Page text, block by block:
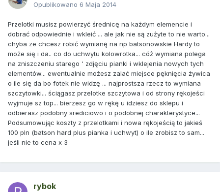
Opublikowano 6 Maja 2014
Przelotki musisz powierzyć średnicę na każdym elemencie i
dobrać odpowiednie i wkleić ... ale jak nie są zużyte to nie warto...
chyba ze chcesz robić wymianę na np batsonowskie Hardy to
może się i da.. co do uchwytu kolowrotka... cóż wymiana polega
na zniszczeniu starego ' zdjęciu pianki i wklejenia nowych tych
elementów... ewentualnie możesz zalać miejsce pęknięcia żywica
o ile się da bo fotek nie widzę ... najprostsza rzecz to wymiana
szczytowki... ściągasz przelotke szczytowa i od strony rękojeści
wyjmuje sz top... bierzesz go w rękę u idziesz do sklepu i
odbierasz podobny srediciowo i o podobnej charakterystyce...
Podsumowując koszty z przelotkami i nowa rękojeścią to jakieś
100 pln (batson hard plus pianka i uchwyt) o ile zrobisz to sam...
jeśli nie to cena x 3
rybok